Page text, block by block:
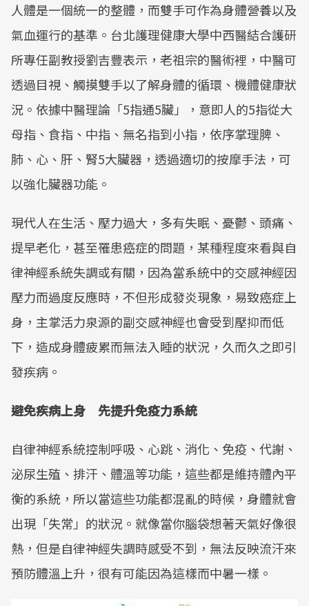
人體是一個統一的整體，而雙手可作為身體營養以及
氣血運行的基準。台北護理健康大學中西醫結合護研
所專任副教授劉吉豐表示，老祖宗的醫術裡，中醫可
透過目視、觸摸雙手以了解身體的循環、機體健康狀
況。依據中醫理論「5指通5臟」，意即人的5指從大
母指、食指、中指、無名指到小指，依序掌理脾、
肺、心、肝、腎5大臟器，透過適切的按摩手法，可
以強化臟器功能。
現代人在生活、壓力過大，多有失眠、憂鬱、頭痛、
提早老化，甚至罹患癌症的問題，某種程度來看與自
律神經系統失調或有關，因為當系統中的交感神經因
壓力而過度反應時，不但形成發炎現象，易致癌症上
身，主掌活力泉源的副交感神經也會受到壓抑而低
下，造成身體疲累而無法入睡的狀況，久而久之即引
發疾病。
避免疾病上身 先提升免疫力系統
自律神經系統控制呼吸、心跳、消化、免疫、代謝、
泌尿生殖、排汗、體溫等功能，這些都是維持體內平
衡的系統，所以當這些功能都混亂的時候，身體就會
出現「失常」的狀況。就像當你腦袋想著天氣好像很
熱，但是自律神經失調時感受不到，無法反映流汗來
預防體溫上升，很有可能因為這樣而中暑一樣。